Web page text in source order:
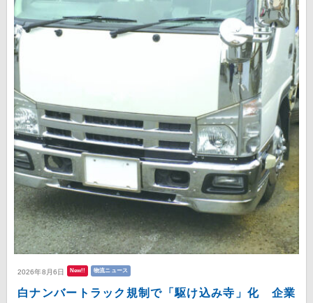
2026年8月6日 New!! 物流ニュース
白ナンバートラック規制で「駆け込み寺」化 企業